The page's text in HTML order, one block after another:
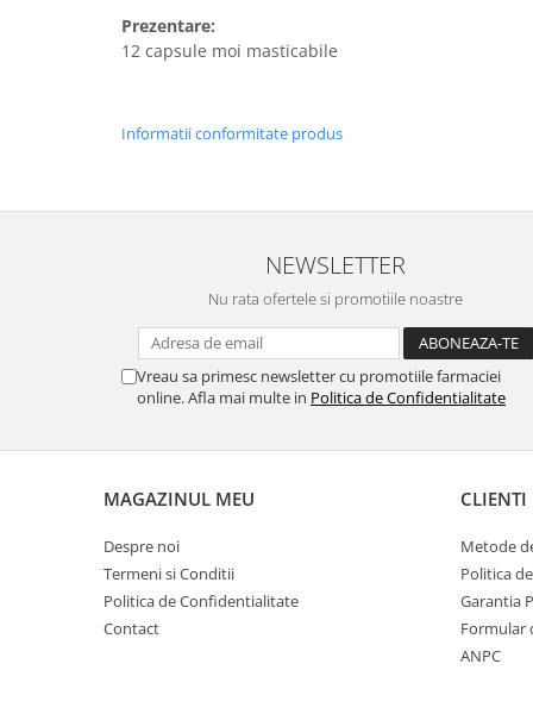
Prezentare:
12 capsule moi masticabile
Informatii conformitate produs
NEWSLETTER
Nu rata ofertele si promotiile noastre
Vreau sa primesc newsletter cu promotiile farmaciei
online. Afla mai multe in Politica de Confidentialitate
MAGAZINUL MEU
Despre noi
Termeni si Conditii
Politica de Confidentialitate
Contact
CLIENTI
Metode
Politica
Garantia
Formular
ANPC